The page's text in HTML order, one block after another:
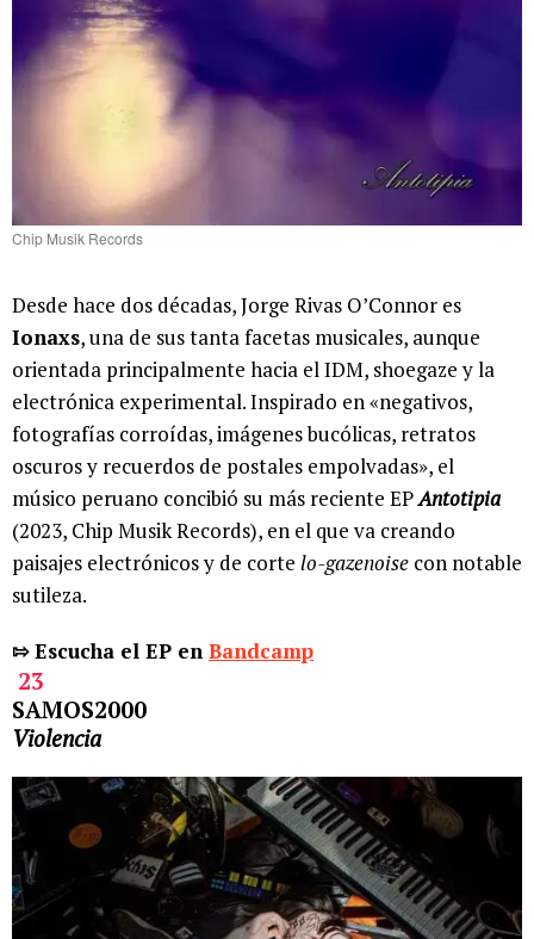
Chip Musik Records
Desde hace dos décadas, Jorge Rivas O’Connor es
Ionaxs, una de sus tanta facetas musicales, aunque
orientada principalmente hacia el IDM, shoegaze y la
electrónica experimental. Inspirado en «negativos,
fotografías corroídas, imágenes bucólicas, retratos
oscuros y recuerdos de postales empolvadas», el
músico peruano concibió su más reciente EPAntotipia
(2023, Chip Musik Records), en el que va creando
paisajes electrónicos y de corte lo-gazenoise con notable
sutileza.
⇰ Escucha el EP en Bandcamp
23
SAMOS2000
Violencia